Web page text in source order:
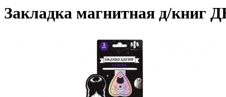
Закладка магнитная д/